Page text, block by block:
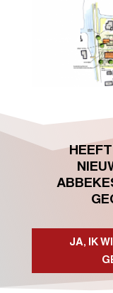
JA, IK